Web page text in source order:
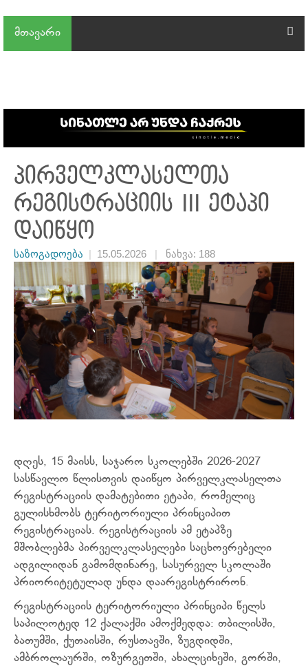
მთავარი
პირველკლასელთა
რეგისტრაციის III ეტაპი
დაიწყო
საზოგადოება 15.05.2026 ნახვა: 188
დღეს, 15 მაისს, საჯარო სკოლებში 2026-2027
სასწავლო წლისთვის დაიწყო პირველკლასელთა
რეგისტრაციის დამატებითი ეტაპი, რომელიც
გულისხმობს ტერიტორიული პრინციპით
რეგისტრაციას. რეგისტრაციის ამ ეტაპზე
მშობლებმა პირველკლასელები საცხოვრებელი
ადგილიდან გამომდინარე, სასურველ სკოლაში
პრიორიტეტულად უნდა დაარეგისტრირონ.
რეგისტრაციის ტერიტორიული პრინციპი წელს
საპილოტედ 12 ქალაქში ამოქმედდა: თბილისში,
ბათუმში, ქუთაისში, რუსთავში, ზუგდიდში,
ამბროლაურში, ოზურგეთში, ახალციხეში, გორში,